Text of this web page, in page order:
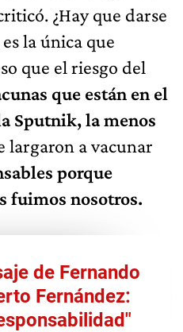
¿Hay que darse
la única que
que el riesgo del
que están en el
Sputnik, la menos
largaron a vacunar
porque
fuimos nosotros.
de Fernando
Fernández: